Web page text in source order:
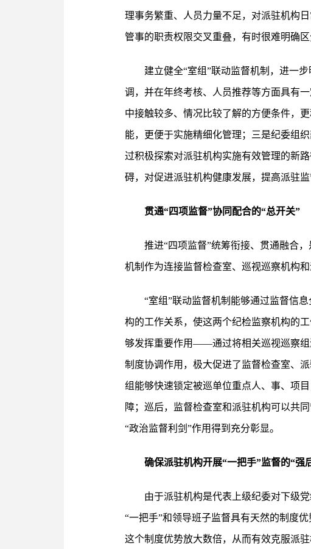
理事务繁重、人员力量不足，对派驻机构
管事的职责权限交叉重叠，有时很难明确
建立健全“室组”联动监督机制，进一
调，并在年终考核、人员推荐等方面具有
中接触较多、情况比较了解的方便条件，
能，更便于实施精细化管理；三是纪委组
过积极探索对派驻机构实施有效管理的新
碍，对促进派驻机构健康发展，提高派驻
贯通“四项监督”协同配合的“总开关”
推进“四项监督”统筹衔接、贯通融合
机制作为连接监督检查室、巡视巡察机构
“室组”联动监督机制能够通过监督信
构的工作关系，使这两个纪检监察机构的
够发挥重要作用——通过将相关巡视巡察组
制度协调作用，极大促进了监督检查室、
组能够快速锁定被巡单位重点人、事、项
障；巡后，监督检查室和派驻机构可以共
“政治监督利剑”作用得到充分彰显。
确保派驻机构开展“一把手”监督的“强
由于派驻机构是代表上级纪委对下级
“一把手”和领导班子监督具有天然的制度
这个制度优势放大数倍，从而有效克服派